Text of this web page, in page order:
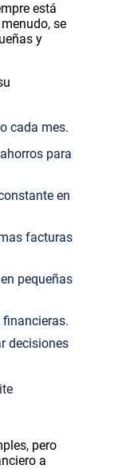
está
se
y
cada mes.
para
en
facturas
pequeñas
decisiones
pero
a